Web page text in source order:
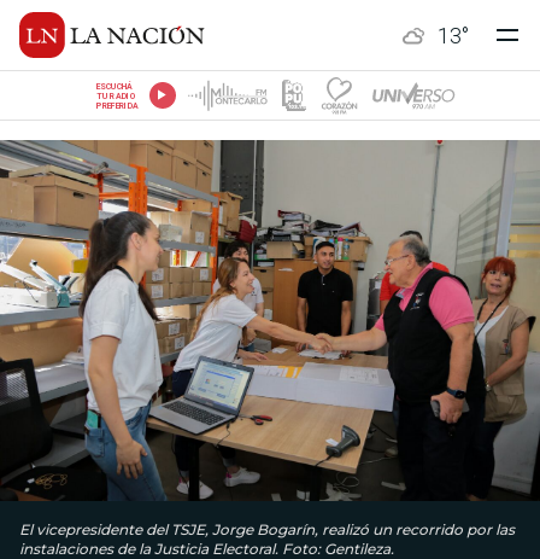
13°
ESCUCHÁ
TU RADIO
PREFERIDA
El vicepresidente del TSJE, Jorge Bogarín, realizó un recorrido por las
instalaciones de la Justicia Electoral. Foto: Gentileza.